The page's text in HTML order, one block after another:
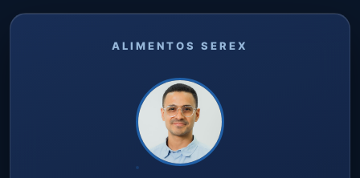
ALIMENTOS SEREX